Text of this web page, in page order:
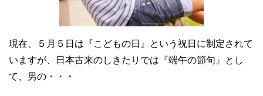
現在、５月５日は『こどもの日』という祝日に制定されて
いますが、日本古来のしきたりでは『端午の節句』とし
て、男の・・・